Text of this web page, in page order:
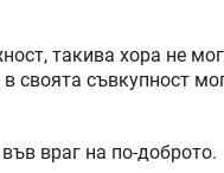
такива хора не
своята съвкупност
враг на по-доброто.